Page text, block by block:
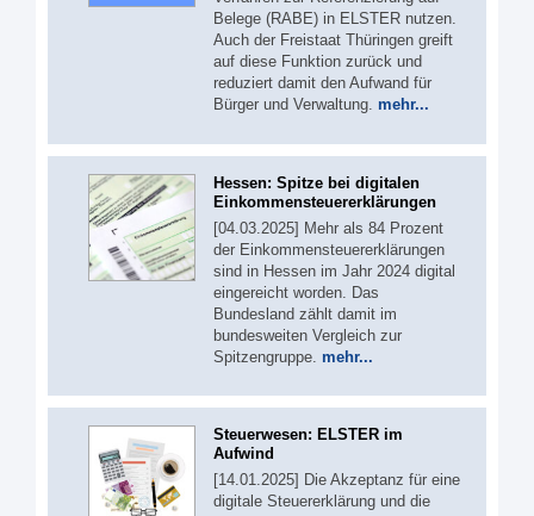
Belege (RABE) in ELSTER nutzen.
Auch der Freistaat Thüringen greift
auf diese Funktion zurück und
reduziert damit den Aufwand für
Bürger und Verwaltung. mehr...
Hessen: Spitze bei digitalen
Einkommensteuererklärungen
[04.03.2025] Mehr als 84 Prozent
der Einkommensteuererklärungen
sind in Hessen im Jahr 2024 digital
eingereicht worden. Das
Bundesland zählt damit im
bundesweiten Vergleich zur
Spitzengruppe. mehr...
Steuerwesen: ELSTER im
Aufwind
[14.01.2025] Die Akzeptanz für eine
digitale Steuererklärung und die